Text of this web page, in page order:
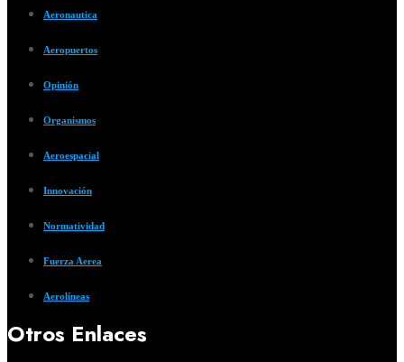
Aeronautica
Aeropuertos
Opinión
Organismos
Aeroespacial
Innovación
Normatividad
Fuerza Aerea
Aerolíneas
Otros Enlaces